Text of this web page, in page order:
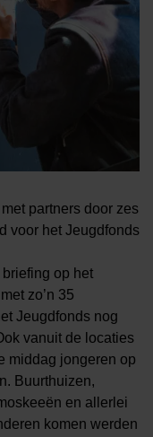
partners door zes
voor het Jeugdfonds
op het
zo’n 35
Jeugdfonds nog
vanuit de locaties
middag jongeren op
Buurthuizen,
en allerlei
komen werden